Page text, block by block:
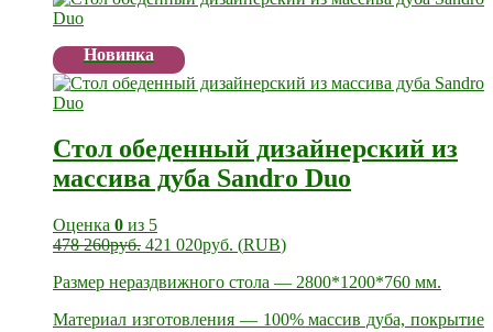
Новинка
Стол обеденный дизайнерский из
массива дуба Sandro Duo
Оценка 0 из 5
478 260руб. 421 020руб. (RUB)
Размер нераздвижного стола — 2800*1200*760 мм.
Материал изготовления — 100% массив дуба, покрытие